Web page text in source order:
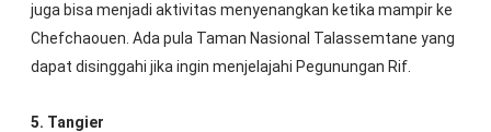
juga bisa menjadi aktivitas menyenangkan ketika mampir ke
Chefchaouen. Ada pula Taman Nasional Talassemtane yang
dapat disinggahi jika ingin menjelajahi Pegunungan Rif.
5. Tangier